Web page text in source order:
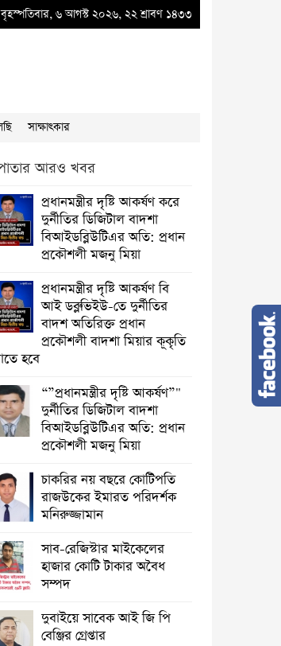
দৃষ্টি আকর্ষণ”" দুর্নীতির ডিজিটাল বাদশা বিআইডব্লিউটিএর অতি:
বৃহস্পতিবার, ৬ আগস্ট ২০২৬, ২২ শ্রাবণ ১৪৩৩
সাক্ষাৎকার
আরও খবর
প্রধানমন্ত্রীর দৃষ্টি আকর্ষণ করে
দুর্নীতির ডিজিটাল বাদশা
বিআইডব্লিউটিএর অতি: প্রধান
প্রকৌশলী মজনু মিয়া
প্রধানমন্ত্রীর দৃষ্টি আকর্ষণ বি
আই ডব্লুভিইউ-তে দুর্নীতির
বাদশ অতিরিক্ত প্রধান
প্রকৌশলী বাদশা মিয়ার কূকৃতি
হবে
“”প্রধানমন্ত্রীর দৃষ্টি আকর্ষণ”"
দুর্নীতির ডিজিটাল বাদশা
বিআইডব্লিউটিএর অতি: প্রধান
প্রকৌশলী মজনু মিয়া
চাকরির নয় বছরে কোটিপতি
রাজউকের ইমারত পরিদর্শক
মনিরুজ্জামান
সাব-রেজিস্টার মাইকেলের
হাজার কোটি টাকার অবৈধ
সম্পদ
দুবাইয়ে সাবেক আই জি পি
বেঞ্জির গ্রেপ্তার